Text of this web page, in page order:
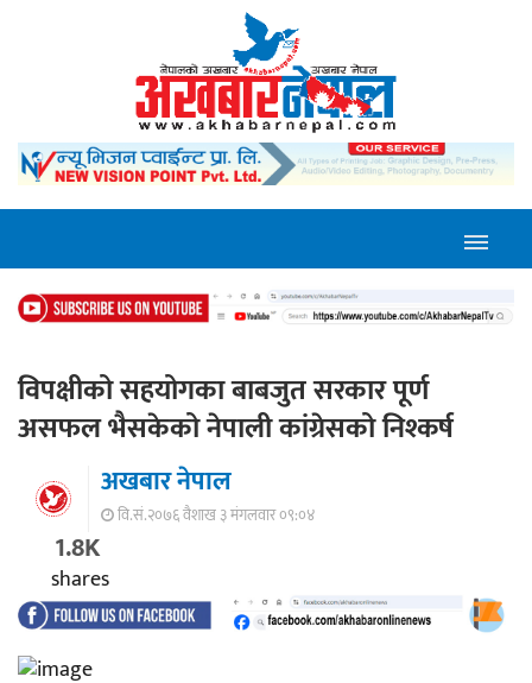
विपक्षीको सहयोगका बाबजुत सरकार पूर्ण
असफल भैसकेको नेपाली कांग्रेसको निश्कर्ष
अखबार नेपाल
वि.सं.२०७६ वैशाख ३ मंगलवार ०९:०४
1.8K
shares